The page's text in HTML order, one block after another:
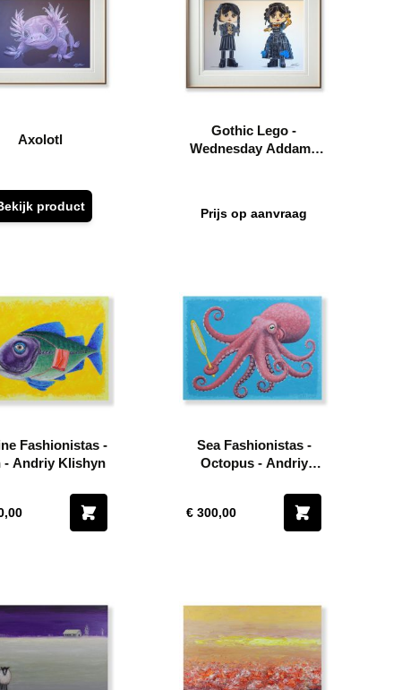
Axolotl
product
Gothic Lego -
Wednesday Addams
Prijs op aanvraag
Fashionistas -
- Andriy Klishyn
Sea Fashionistas -
Octopus - Andriy
€ 300,00